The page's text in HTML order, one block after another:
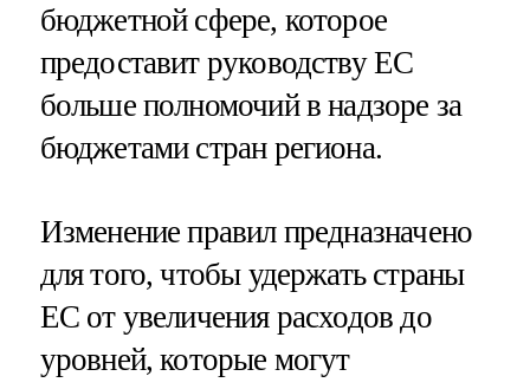
бюджетной сфере, которое
предоставит руководству ЕС
больше полномочий в надзоре за
бюджетами стран региона.
Изменение правил предназначено
для того, чтобы удержать страны
ЕС от увеличения расходов до
уровней, которые могут